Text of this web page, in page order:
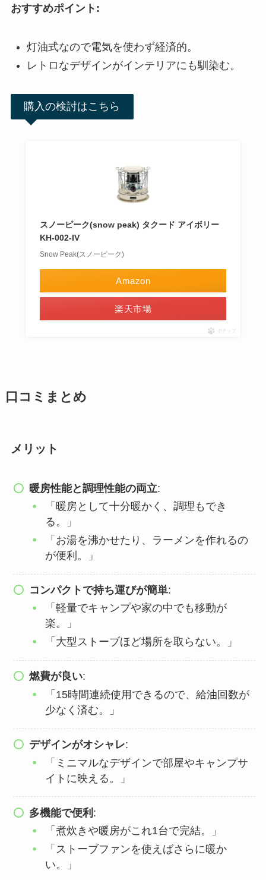
おすすめポイント:
灯油式なので電気を使わず経済的。
レトロなデザインがインテリアにも馴染む。
購入の検討はこちら
スノーピーク(snow peak) タクード アイボリー
KH-002-IV
Snow Peak(スノーピーク)
Amazon
楽天市場
ポチップ
口コミまとめ
メリット
暖房性能と調理性能の両立:
「暖房として十分暖かく、調理もでき
る。」
「お湯を沸かせたり、ラーメンを作れるの
が便利。」
コンパクトで持ち運びが簡単:
「軽量でキャンプや家の中でも移動が
楽。」
「大型ストーブほど場所を取らない。」
燃費が良い:
「15時間連続使用できるので、給油回数が
少なく済む。」
デザインがオシャレ:
「ミニマルなデザインで部屋やキャンプサ
イトに映える。」
多機能で便利 :
「煮炊きや暖房がこれ1台で完結。」
「ストーブファンを使えばさらに暖か
い。」